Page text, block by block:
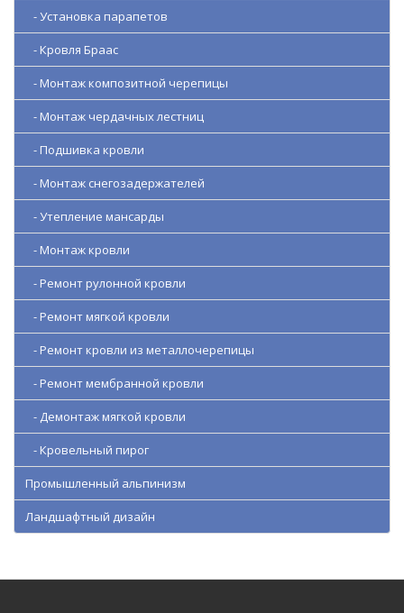
- Установка парапетов
- Кровля Браас
- Монтаж композитной черепицы
- Монтаж чердачных лестниц
- Подшивка кровли
- Монтаж снегозадержателей
- Утепление мансарды
- Монтаж кровли
- Ремонт рулонной кровли
- Ремонт мягкой кровли
- Ремонт кровли из металлочерепицы
- Ремонт мембранной кровли
- Демонтаж мягкой кровли
- Кровельный пирог
Промышленный альпинизм
Ландшафтный дизайн